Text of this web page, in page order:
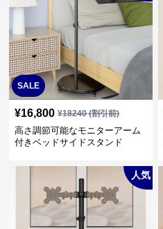
SALE
¥16,800 ¥18240(割引前)
高さ調節可能なモニターアーム
付きベッドサイドスタンド
人気